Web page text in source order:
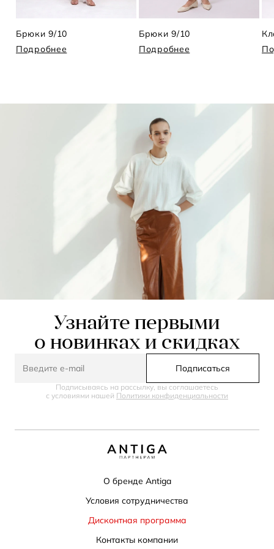
Брюки 9/10
Подробнее
Брюки 9/10
Подробнее
Узнайте первыми
о новинках и скидках
Подписаться
Подписываясь на рассылку, вы соглашаетесь
с условиями нашей Политики конфиденциальности
О бренде Antiga
Условия сотрудничества
Дисконтная программа
Контакты компании